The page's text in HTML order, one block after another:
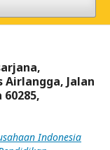
Jalan
Indonesia